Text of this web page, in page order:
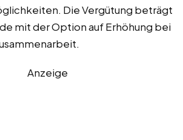
Die Vergütung beträgt
mit der Option auf Erhöhung bei
Anzeige